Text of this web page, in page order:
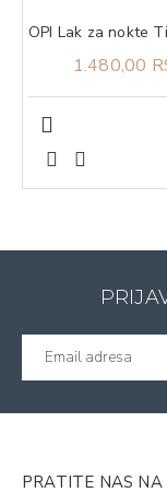
1.480,00
PRATITE NAS